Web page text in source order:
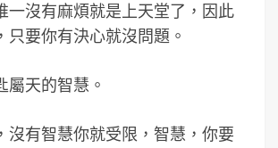
一沒有麻煩就是上天堂了，因此
只要你有決心就沒問題。
屬天的智慧。
沒有智慧你就受限，智慧，你要